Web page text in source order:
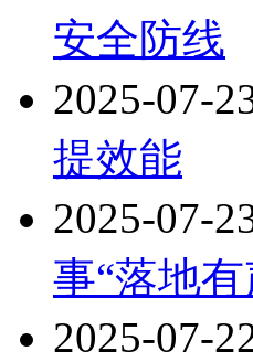
安全防线
2025-07-
提效能
2025-07-
事“落地有
2025-07-